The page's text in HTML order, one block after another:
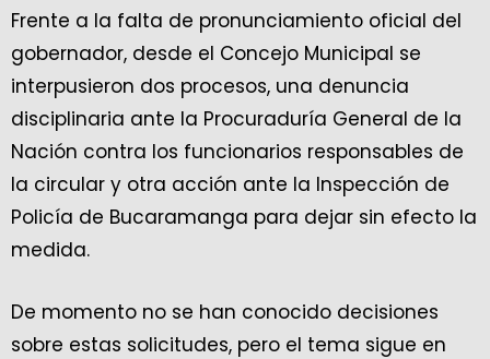
Frente a la falta de pronunciamiento oficial del
gobernador, desde el Concejo Municipal se
interpusieron dos procesos, una denuncia
disciplinaria ante la Procuraduría General de la
Nación contra los funcionarios responsables de
la circular y otra acción ante la Inspección de
Policía de Bucaramanga para dejar sin efecto la
medida.
De momento no se han conocido decisiones
sobre estas solicitudes, pero el tema sigue en